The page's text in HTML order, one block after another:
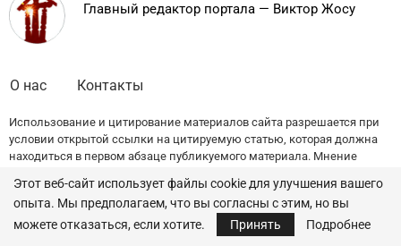
Главный редактор портала — Виктор Жосу
О нас Контакты
Использование и цитирование материалов сайта разрешается при
условии открытой ссылки на цитируемую статью, которая должна
находиться в первом абзаце публикуемого материала. Мнение
© 2022 — All Rights Reserved. Traditia.md
Этот веб-сайт использует файлы cookie для улучшения вашего
опыта. Мы предполагаем, что вы согласны с этим, но вы
можете отказаться, если хотите.
Принять Подробнее